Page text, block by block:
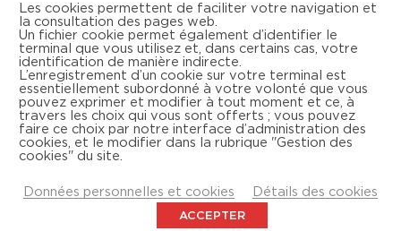
Retrouvez-nous aussi sur les réseaux sociaux
MENTIONS LÉGALES DOCUMENTATION
Les cookies permettent de faciliter votre navigation et
la consultation des pages web.
Un fichier cookie permet également d’identifier le
terminal que vous utilisez et, dans certains cas, votre
identification de manière indirecte.
L’enregistrement d’un cookie sur votre terminal est
essentiellement subordonné à votre volonté que vous
pouvez exprimer et modifier à tout moment et ce, à
travers les choix qui vous sont offerts ; vous pouvez
faire ce choix par notre interface d’administration des
cookies, et le modifier dans la rubrique "Gestion des
cookies" du site.
Données personnelles et cookies Détails des cookies
ACCEPTER